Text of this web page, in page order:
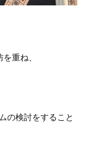
重ね、
の検討をすること